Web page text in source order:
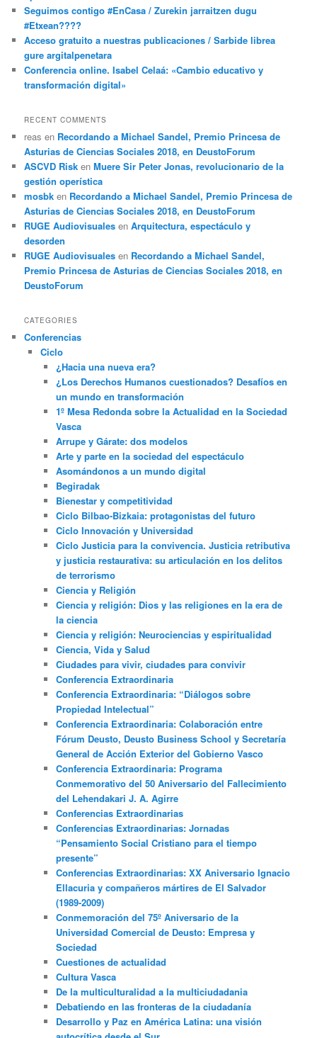
Seguimos contigo #EnCasa / Zurekin jarraitzen dugu
#Etxean????
Acceso gratuito a nuestras publicaciones / Sarbide librea
gure argitalpenetara
Conferencia online. Isabel Celaá: «Cambio educativo y
transformación digital»
RECENT COMMENTS
reas en Recordando a Michael Sandel, Premio Princesa de
Asturias de Ciencias Sociales 2018, en DeustoForum
ASCVD Risk enMuere Sir Peter Jonas, revolucionario de la
gestión operística
mosbk en Recordando a Michael Sandel, Premio Princesa de
Asturias de Ciencias Sociales 2018, en DeustoForum
RUGE Audiovisuales enArquitectura, espectáculo y
desorden
RUGE Audiovisuales en Recordando a Michael Sandel,
Premio Princesa de Asturias de Ciencias Sociales 2018, en
DeustoForum
CATEGORIES
Conferencias
Ciclo
¿Hacia una nueva era?
¿Los Derechos Humanos cuestionados? Desafíos en
un mundo en transformación
1º Mesa Redonda sobre la Actualidad en la Sociedad
Vasca
Arrupe y Gárate: dos modelos
Arte y parte en la sociedad del espectáculo
Asomándonos a un mundo digital
Begiradak
Bienestar y competitividad
Ciclo Bilbao-Bizkaia: protagonistas del futuro
Ciclo Innovación y Universidad
Ciclo Justicia para la convivencia. Justicia retributiva
y justicia restaurativa: su articulación en los delitos
de terrorismo
Ciencia y Religión
Ciencia y religión: Dios y las religiones en la era de
la ciencia
Ciencia y religión: Neurociencias y espiritualidad
Ciencia, Vida y Salud
Ciudades para vivir, ciudades para convivir
Conferencia Extraordinaria
Conferencia Extraordinaria: “Diálogos sobre
Propiedad Intelectual”
Conferencia Extraordinaria: Colaboración entre
Fórum Deusto, Deusto Business School y Secretaría
General de Acción Exterior del Gobierno Vasco
Conferencia Extraordinaria: Programa
Conmemorativo del 50 Aniversario del Fallecimiento
del Lehendakari J. A. Agirre
Conferencias Extraordinarias
Conferencias Extraordinarias: Jornadas
“Pensamiento Social Cristiano para el tiempo
presente”
Conferencias Extraordinarias: XX Aniversario Ignacio
Ellacuria y compañeros mártires de El Salvador
(1989-2009)
Conmemoración del 75º Aniversario de la
Universidad Comercial de Deusto: Empresa y
Sociedad
Cuestiones de actualidad
Cultura Vasca
De la multiculturalidad a la multiciudadania
Debatiendo en las fronteras de la ciudadanía
Desarrollo y Paz en América Latina: una visión